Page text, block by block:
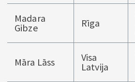
Madara
Gibze
Rīga
Māra Lāss
Visa
Latvija